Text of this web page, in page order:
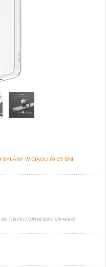
W CIĄGU 20-25 DNI
PRZED WPROWADZENIEM